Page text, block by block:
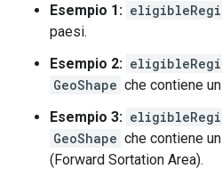
Esempio 1:
paesi.
Esempio 2:
GeoShape che contiene
Esempio 3:
GeoShape che contiene
(Forward Sortation Area).